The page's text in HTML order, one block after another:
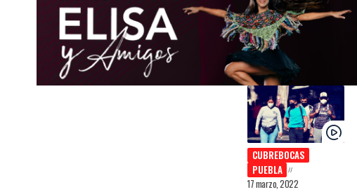
CUBREBOCAS
PUEBLA
17 marzo, 2022